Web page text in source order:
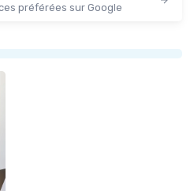
préférées sur Google